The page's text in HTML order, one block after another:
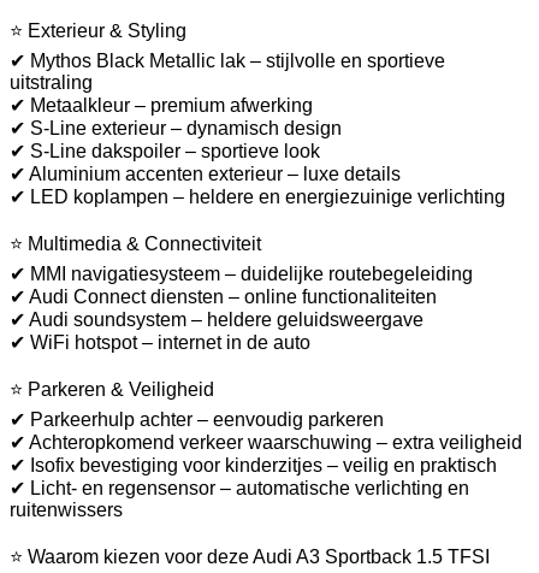
⭐ Exterieur & Styling
✔ Mythos Black Metallic lak – stijlvolle en sportieve
uitstraling
✔ Metaalkleur – premium afwerking
✔ S-Line exterieur – dynamisch design
✔ S-Line dakspoiler – sportieve look
✔ Aluminium accenten exterieur – luxe details
✔ LED koplampen – heldere en energiezuinige verlichting
⭐ Multimedia & Connectiviteit
✔ MMI navigatiesysteem – duidelijke routebegeleiding
✔ Audi Connect diensten – online functionaliteiten
✔ Audi soundsystem – heldere geluidsweergave
✔ WiFi hotspot – internet in de auto
⭐ Parkeren & Veiligheid
✔ Parkeerhulp achter – eenvoudig parkeren
✔ Achteropkomend verkeer waarschuwing – extra veiligheid
✔ Isofix bevestiging voor kinderzitjes – veilig en praktisch
✔ Licht- en regensensor – automatische verlichting en
ruitenwissers
⭐ Waarom kiezen voor deze Audi A3 Sportback 1.5 TFSI